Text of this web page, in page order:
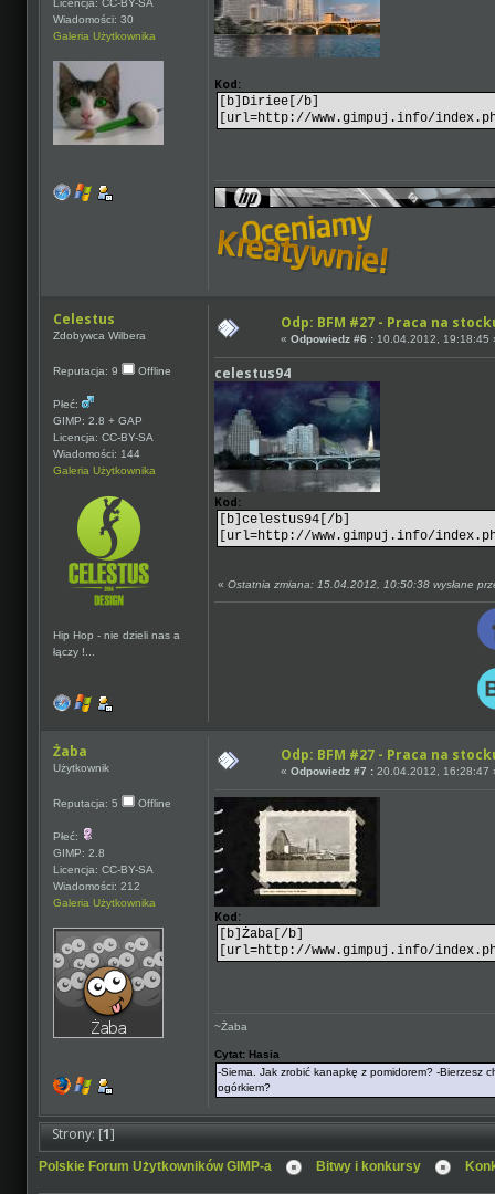
Licencja: CC-BY-SA
Wiadomości: 30
Galeria Użytkownika
Kod:
[b]Diriee[/b]
[url=http://www.gimpuj.info/
Celestus
Zdobywca Wilbera
Reputacja: 9 Offline
Płeć:
GIMP: 2.8 + GAP
Licencja: CC-BY-SA
Wiadomości: 144
Galeria Użytkownika
Hip Hop - nie dzieli nas a
łączy !...
Odp: BFM #27 - Praca na
«Odpowiedz #6 : 10.04.2012, 19:18:45
celestus94
Kod:
[b]celestus94[/b]
[url=http://www.gimpuj.info/
«Ostatnia zmiana: 15.04.2012, 10:50:38 wysłane
Żaba
Użytkownik
Reputacja: 5 Offline
Płeć:
GIMP: 2.8
Licencja: CC-BY-SA
Wiadomości: 212
Galeria Użytkownika
Odp: BFM #27 - Praca na
«Odpowiedz #7 : 20.04.2012, 16:28:47
Kod:
[b]Żaba[/b]
[url=http://www.gimpuj.info/
~Żaba
Cytat: Hasia
-Siema. Jak zrobić kanapkę z pomidorem? -Bierzesz
ogórkiem?
Strony: [1]
Polskie Forum Użytkowników GIMP-a Bitwy i konkursy